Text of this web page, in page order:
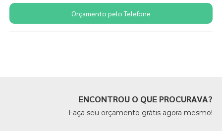
Orçamento pelo Telefone
ENCONTROU O QUE PROCURAVA?
Faça seu orçamento grátis agora mesmo!